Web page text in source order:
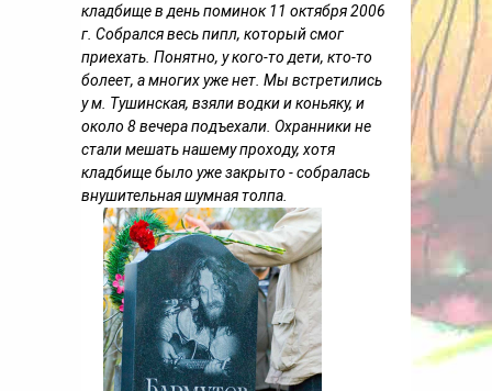
кладбище в день поминок 11 октября 2006
г. Собрался весь пипл, который смог
приехать. Понятно, у кого-то дети, кто-то
болеет, а многих уже нет. Мы встретились
у м. Тушинская, взяли водки и коньяку, и
около 8 вечера подъехали. Охранники не
стали мешать нашему проходу, хотя
кладбище было уже закрыто - собралась
внушительная шумная толпа.